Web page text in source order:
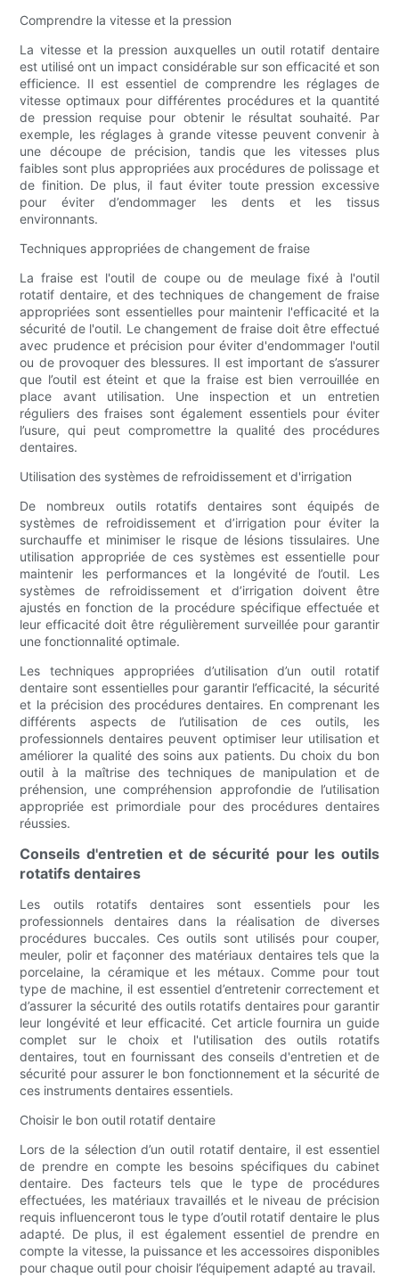
Comprendre la vitesse et la pression
La vitesse et la pression auxquelles un outil rotatif dentaire
est utilisé ont un impact considérable sur son efficacité et son
efficience. Il est essentiel de comprendre les réglages de
vitesse optimaux pour différentes procédures et la quantité
de pression requise pour obtenir le résultat souhaité. Par
exemple, les réglages à grande vitesse peuvent convenir à
une découpe de précision, tandis que les vitesses plus
faibles sont plus appropriées aux procédures de polissage et
de finition. De plus, il faut éviter toute pression excessive
pour éviter d’endommager les dents et les tissus
environnants.
Techniques appropriées de changement de fraise
La fraise est l'outil de coupe ou de meulage fixé à l'outil
rotatif dentaire, et des techniques de changement de fraise
appropriées sont essentielles pour maintenir l'efficacité et la
sécurité de l'outil. Le changement de fraise doit être effectué
avec prudence et précision pour éviter d'endommager l'outil
ou de provoquer des blessures. Il est important de s’assurer
que l’outil est éteint et que la fraise est bien verrouillée en
place avant utilisation. Une inspection et un entretien
réguliers des fraises sont également essentiels pour éviter
l’usure, qui peut compromettre la qualité des procédures
dentaires.
Utilisation des systèmes de refroidissement et d'irrigation
De nombreux outils rotatifs dentaires sont équipés de
systèmes de refroidissement et d’irrigation pour éviter la
surchauffe et minimiser le risque de lésions tissulaires. Une
utilisation appropriée de ces systèmes est essentielle pour
maintenir les performances et la longévité de l’outil. Les
systèmes de refroidissement et d’irrigation doivent être
ajustés en fonction de la procédure spécifique effectuée et
leur efficacité doit être régulièrement surveillée pour garantir
une fonctionnalité optimale.
Les techniques appropriées d’utilisation d’un outil rotatif
dentaire sont essentielles pour garantir l’efficacité, la sécurité
et la précision des procédures dentaires. En comprenant les
différents aspects de l’utilisation de ces outils, les
professionnels dentaires peuvent optimiser leur utilisation et
améliorer la qualité des soins aux patients. Du choix du bon
outil à la maîtrise des techniques de manipulation et de
préhension, une compréhension approfondie de l’utilisation
appropriée est primordiale pour des procédures dentaires
réussies.
Conseils d'entretien et de sécurité pour les outils
rotatifs dentaires
Les outils rotatifs dentaires sont essentiels pour les
professionnels dentaires dans la réalisation de diverses
procédures buccales. Ces outils sont utilisés pour couper,
meuler, polir et façonner des matériaux dentaires tels que la
porcelaine, la céramique et les métaux. Comme pour tout
type de machine, il est essentiel d’entretenir correctement et
d’assurer la sécurité des outils rotatifs dentaires pour garantir
leur longévité et leur efficacité. Cet article fournira un guide
complet sur le choix et l'utilisation des outils rotatifs
dentaires, tout en fournissant des conseils d'entretien et de
sécurité pour assurer le bon fonctionnement et la sécurité de
ces instruments dentaires essentiels.
Choisir le bon outil rotatif dentaire
Lors de la sélection d’un outil rotatif dentaire, il est essentiel
de prendre en compte les besoins spécifiques du cabinet
dentaire. Des facteurs tels que le type de procédures
effectuées, les matériaux travaillés et le niveau de précision
requis influenceront tous le type d’outil rotatif dentaire le plus
adapté. De plus, il est également essentiel de prendre en
compte la vitesse, la puissance et les accessoires disponibles
pour chaque outil pour choisir l’équipement adapté au travail.